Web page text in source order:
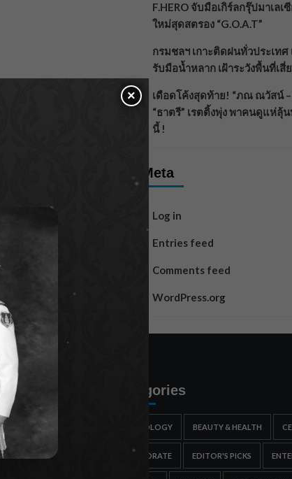
F.HERO จับมือเกิร์ลกรุ๊ปมาเลเ
ใหม่สุดสตรอง “G.O.A.T”
กรมชลฯ เกาะติดฝนทั่วประเทศ
รับมือน้ำหลาก เฝ้าระวังพื้นที่เสี่
เดือดโค้งสุดท้าย! “ภณ ณวัสน์
“ธาตรี” เรตติ้งพุ่ง พาคนดูแห่ลุ้
นี้ !
Meta
Log in
Entries feed
Comments feed
WordPress.org
าโครงการประตู
Categories
ASTROLOGY BEAUTY & HEALTH
CORPORATE EDITOR'S PICKS
×